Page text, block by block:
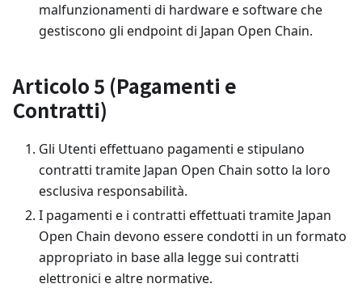
malfunzionamenti di hardware e software che
gestiscono gli endpoint di Japan Open Chain.
Articolo 5 (Pagamenti e
Contratti)
Gli Utenti effettuano pagamenti e stipulano
contratti tramite Japan Open Chain sotto la loro
esclusiva responsabilità.
I pagamenti e i contratti effettuati tramite Japan
Open Chain devono essere condotti in un formato
appropriato in base alla legge sui contratti
elettronici e altre normative.